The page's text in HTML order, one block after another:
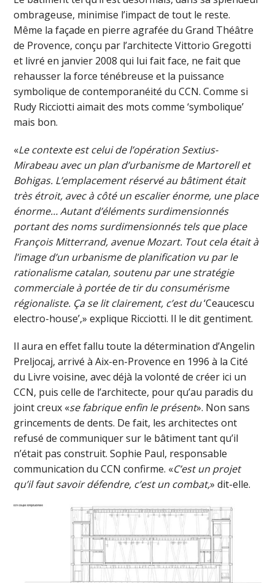
ombrageuse, minimise l’impact de tout le reste.
Même la façade en pierre agrafée du Grand Théâtre
de Provence, conçu par l’architecte Vittorio Gregotti
et livré en janvier 2008 qui lui fait face, ne fait que
rehausser la force ténébreuse et la puissance
symbolique de contemporanéité du CCN. Comme si
Rudy Ricciotti aimait des mots comme ‘symbolique’
mais bon.
«Le contexte est celui de l’opération Sextius-
Mirabeau avec un plan d’urbanisme de Martorell et
Bohigas. L’emplacement réservé au bâtiment était
très étroit, avec à côté un escalier énorme, une place
énorme… Autant d’éléments surdimensionnés
portant des noms surdimensionnés tels que place
François Mitterrand, avenue Mozart. Tout cela était à
l’image d’un urbanisme de planification vu par le
rationalisme catalan, soutenu par une stratégie
commerciale à portée de tir du consumérisme
régionaliste. Ça se lit clairement, c’est du‘Ceaucescu
electro-house’,» explique Ricciotti. Il le dit gentiment.
Il aura en effet fallu toute la détermination d’Angelin
Preljocaj, arrivé à Aix-en-Provence en 1996 à la Cité
du Livre voisine, avec déjà la volonté de créer ici un
CCN, puis celle de l’architecte, pour qu’au paradis du
joint creux «se fabrique enfin le présent». Non sans
grincements de dents. De fait, les architectes ont
refusé de communiquer sur le bâtiment tant qu’il
n’était pas construit. Sophie Paul, responsable
communication du CCN confirme. «C’est un projet
qu’il faut savoir défendre, c’est un combat,» dit-elle.